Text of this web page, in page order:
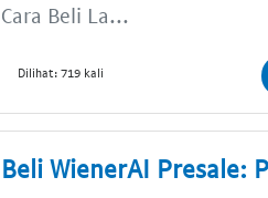
Cara Beli La...
Dilihat: 719 kali
Beli WienerAI Presale: